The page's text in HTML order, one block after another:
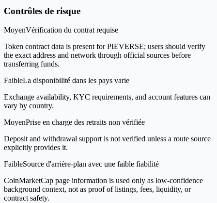
Contrôles de risque
MoyenVérification du contrat requise
Token contract data is present for PIEVERSE; users should verify
the exact address and network through official sources before
transferring funds.
FaibleLa disponibilité dans les pays varie
Exchange availability, KYC requirements, and account features can
vary by country.
MoyenPrise en charge des retraits non vérifiée
Deposit and withdrawal support is not verified unless a route source
explicitly provides it.
FaibleSource d'arrière-plan avec une faible fiabilité
CoinMarketCap page information is used only as low-confidence
background context, not as proof of listings, fees, liquidity, or
contract safety.